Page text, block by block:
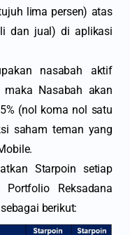
lima persen) atas
dan jual) di aplikasi
nasabah aktif
maka Nasabah akan
(nol koma nol satu
saham teman yang
Starpoin setiap
Reksadana
berikut: